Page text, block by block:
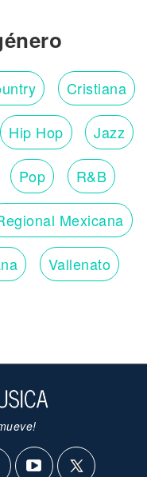
Cristiana
Hip Hop Jazz
Pop R&B
Mexicana
Vallenato